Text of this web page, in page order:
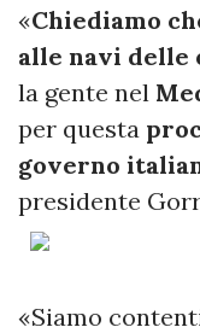
«Chiediamo
alle navi delle
la gente nel
per questa
governo
presidente
«Siamo